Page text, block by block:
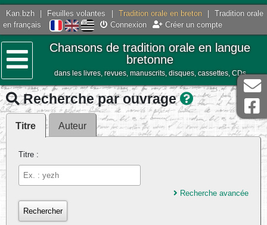
Kan.bzh Feuilles volantes Tradition orale en breton
Tradition orale
en français
Connexion Créer un compte
Menu
Chansons de tradition orale en langue
bretonne
dans les livres, revues, manuscrits, disques, cassettes, CDs
Recherche par ouvrage
Titre Auteur
Titre :
Recherche avancée